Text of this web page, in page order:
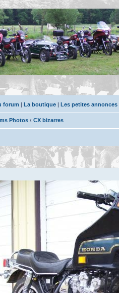
forum | La boutique | Les petites
Photos ‹ CX bizarres